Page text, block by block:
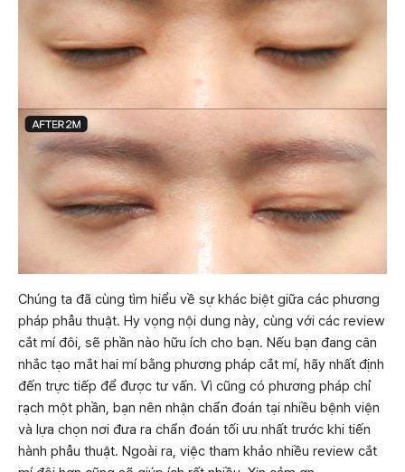
Chúng ta đã cùng tìm hiểu về sự khác biệt giữa các phương
pháp phẫu thuật. Hy vọng nội dung này, cùng với các review
cắt mí đôi, sẽ phần nào hữu ích cho bạn. Nếu bạn đang cân
nhắc tạo mắt hai mí bằng phương pháp cắt mí, hãy nhất định
đến trực tiếp để được tư vấn. Vì cũng có phương pháp chỉ
rạch một phần, bạn nên nhận chẩn đoán tại nhiều bệnh viện
và lựa chọn nơi đưa ra chẩn đoán tối ưu nhất trước khi tiến
hành phẫu thuật. Ngoài ra, việc tham khảo nhiều review cắt